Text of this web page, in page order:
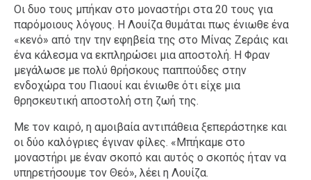
Οι δυο τους μπήκαν στο μοναστήρι στα 20 τους για
παρόμοιους λόγους. Η Λουίζα θυμάται πως ένιωθε ένα
«κενό» από την την εφηβεία της στο Μίνας Ζεράις και
ένα κάλεσμα να εκπληρώσει μια αποστολή. Η Φραν
μεγάλωσε με πολύ θρήσκους παππούδες στην
ενδοχώρα του Πιαουί και ένιωθε ότι είχε μια
θρησκευτική αποστολή στη ζωή της.
Με τον καιρό, η αμοιβαία αντιπάθεια ξεπεράστηκε και
οι δύο καλόγριες έγιναν φίλες. «Μπήκαμε στο
μοναστήρι με έναν σκοπό και αυτός ο σκοπός ήταν να
υπηρετήσουμε τον Θεό», λέει η Λουίζα.